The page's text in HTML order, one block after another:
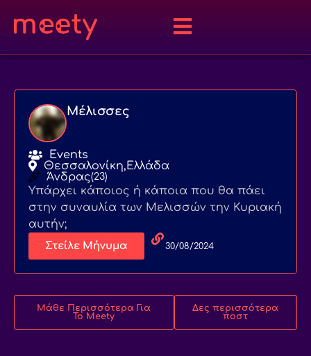
Μέλισσες
Events
Θεσσαλονίκη,Ελλάδα
Άνδρας(23)
Υπάρχει κάποιος ή κάποια που θα πάει
στην συναυλία των Μελισσών την Κυριακή
αυτήν;
Στείλε Μήνυμα 30/08/2024
Μάθε Περισσότερα Για
Το Meety
Δες περισσότερα
ποστ